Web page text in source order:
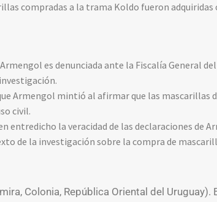
compradas a la trama Koldo fueron adquiridas
es denunciada ante la Fiscalía General
Armengol mintió al afirmar que las mascarillas
civil.
entredicho la veracidad de las declaraciones de
de la investigación sobre la compra de
Colonia, República Oriental del Uruguay).